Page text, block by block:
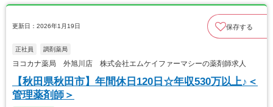
更新日：2026年1月19日 保存する
正社員 調剤薬局
ヨコカナ薬局 外旭川店 株式会社エムケイファーマシーの薬剤師求人
【秋田県秋田市】年間休日120日☆年収530万以上♪＜
管理薬剤師＞